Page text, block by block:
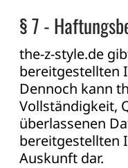
§ 7 -
the-z-style.de
bereitgestellten
Dennoch kann
Vollständigkeit,
überlassenen
bereitgestellten
Auskunft dar.